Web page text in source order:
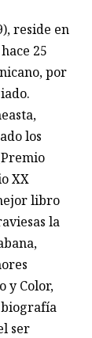
reside en
25
por
los
XX
libro
la
y Color,
biografía
ser